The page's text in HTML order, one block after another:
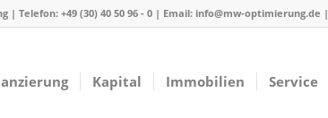
| Telefon: +49 (30) 40 50 96 - 0 | Email: info@mw-optimierung.de |
Kapital Immobilien Service